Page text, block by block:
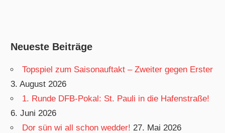
Neueste Beiträge
Topspiel zum Saisonauftakt – Zweiter gegen Erster
3. August 2026
1. Runde DFB-Pokal: St. Pauli in die Hafenstraße!
6. Juni 2026
Dor sün wi all schon wedder! 27. Mai 2026